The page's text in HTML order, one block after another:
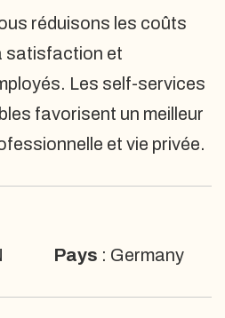
réduisons les coûts
satisfaction et
Les self-services
favorisent un meilleur
et vie privée.
Pays : Germany